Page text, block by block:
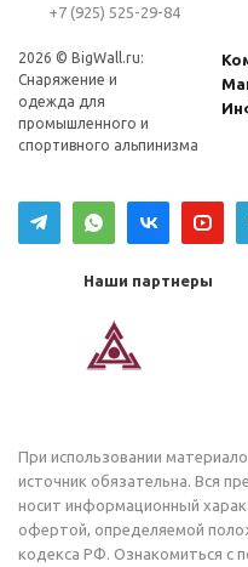
+7 (925) 525-29-84
2026 © BigWall.ru:
Снаряжение и
одежда для
промышленного и
спортивного альпинизма
Наши партнеры
При использовании
источник обязательна. Вся
носит информационный
офертой, определяемой
кодекса РФ. Ознакомиться с